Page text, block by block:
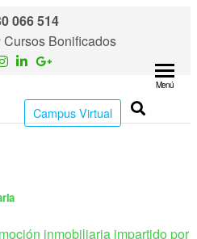
066 514
Bonificados
Formacion
Cursos
Campus Virtual
Menú